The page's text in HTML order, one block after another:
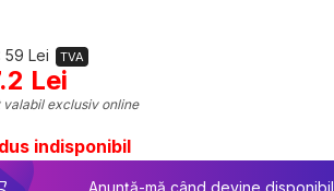
59 Lei TVA
Lei
valabil exclusiv online
indisponibil
Anunță-mă când devine disponibil